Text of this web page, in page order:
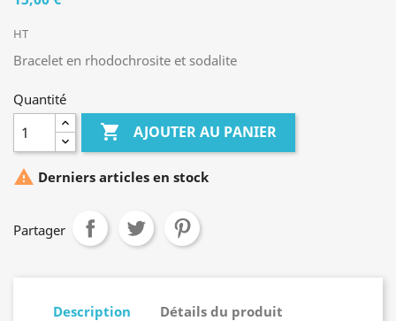
HT
Bracelet en rhodochrosite et sodalite
Quantité
 AJOUTER AU PANIER
 Derniers articles en stock
Partager
Description Détails du produit